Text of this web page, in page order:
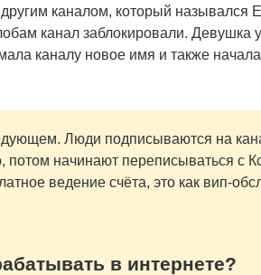
каналом, который назывался
канал заблокировали. Девушка
каналу новое имя и также
Люди подписываются на
потом начинают переписываться с
ведение счёта, это как вип-
в интернете?